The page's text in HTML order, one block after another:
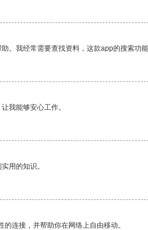
。我经常需要查找资料，这款app的搜索功
我能够安心工作。
用的知识。
连接，并帮助你在网络上自由移动。